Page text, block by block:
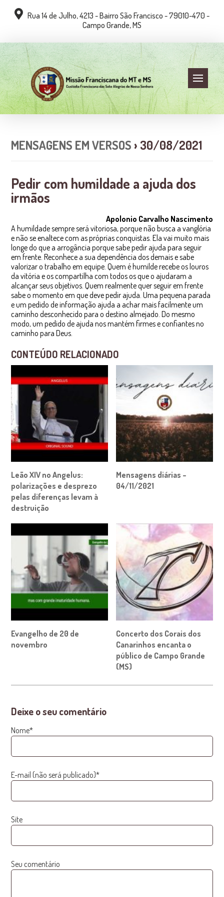
Rua 14 de Julho, 4213 - Bairro São Francisco - 79010-470 -
Campo Grande, MS
MENSAGENS EM VERSOS › 30/08/2021
Pedir com humildade a ajuda dos
irmãos
Apolonio Carvalho Nascimento
A humildade sempre será vitoriosa, porque não busca a vanglória
e não se enaltece com as próprias conquistas. Ela vai muito mais
longe do que a arrogância porque sabe pedir ajuda para seguir
em frente. Reconhece a sua dependência dos demais e sabe
valorizar o trabalho em equipe. Quem é humilde recebe os louros
da vitória e os compartilha com todos os que o ajudaram a
alcançar seus objetivos. Quem realmente quer seguir em frente
sabe o momento em que deve pedir ajuda. Uma pequena parada
e um pedido de informação ajuda a achar mais facilmente um
caminho desconhecido para o destino almejado. Do mesmo
modo, um pedido de ajuda nos mantém firmes e confiantes no
caminho para Deus.
CONTEÚDO RELACIONADO
Leão XIV no Angelus:
polarizações e desprezo
pelas diferenças levam à
destruição
Mensagens diárias –
04/11/2021
Evangelho de 20 de
novembro
Concerto dos Corais dos
Canarinhos encanta o
público de Campo Grande
(MS)
Deixe o seu comentário
Nome*
E-mail (não será publicado)*
Site
Seu comentário